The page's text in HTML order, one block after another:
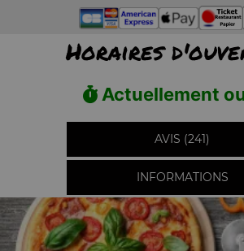
Horaires
Actuellement
AVIS (241)
INFORMATIONS